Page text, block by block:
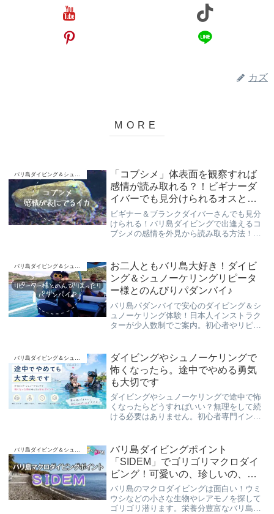
カズ
バリ島ダイビング＆シュノーケリング
「コブシメ」体表面を観察すれば
感情が読み取れる？！ビギナーダ
イバーでも見分けられるオスとメ
ス、交接・産卵、コブシメの喧嘩
もご紹介
ビギナー＆ブランクダイバーさんでも見分
けられる！バリ島ダイビングで出逢えるコ
ブシメの感情を外見から読み取る方法！ま
ています。
バリ島ダイビング＆シュノーケリング
お二人ともバリ島大好き！ダイビ
ング＆シュノーケリングリピータ
ー様とのんびりパダンバイ♪
バリ島パダンバイで安心のダイビング＆シ
ュノーケリング体験！日本人インストラク
ターが少人数制でご案内。初心者やリピー
ダイビングやシュノーケリングで
怖くなったら。途中でやめる勇気
も大切です
ダイビングやシュノーケリングで途中で怖
くなったらどうすればいい？無理をして続
ける必要はありません。初心者専門インス
現場経験をもとに解説します。
バリ島ダイビングポイント
「SIDEM」でゴリゴリマクロダイ
ビング！可愛いの、珍しいの、何
でもござれ？！
バリ島のマクロダイビングは面白い！ウミ
ウシなどの小さな生物やレアモノを探して
ゴリゴリ潜ります。栄養分豊富なバリ島の